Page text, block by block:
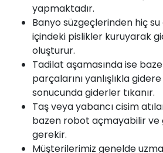
yapmaktadır.
Banyo süzgeçlerinden hiç
içindeki pislikler kuruyarak
oluşturur.
Tadilat aşamasında ise
parçalarını yanlışlıkla
sonucunda giderler tıkanır.
Taş veya yabancı cisim
bazen robot açmayabilir ve
gerekir.
Müşterilerimiz genelde